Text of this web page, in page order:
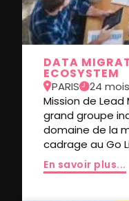
DATA
ECOSYSTEM
PARIS
24
Mission de Lead
grand groupe
domaine de la
cadrage au Go
En savoir plus...